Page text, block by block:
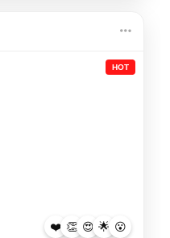
HOT
❤️ 👏 😍 🌟 😮